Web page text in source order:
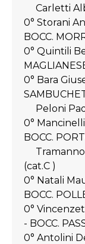
Carletti
0° Storani
BOCC.
0° Quintili
0° Bara
Peloni
0°
BOCC.
(cat.C )
0° Natali
BOCC.
0°
- BOCC.
0° Antolini